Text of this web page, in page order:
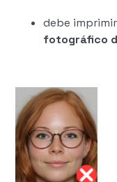
debe
fotográfico